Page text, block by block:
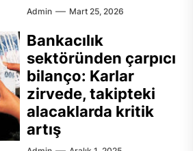
Admin Mart 25, 2026
Bankacılık
sektöründen çarpıcı
bilanço: Karlar
zirvede, takipteki
alacaklarda kritik
artış